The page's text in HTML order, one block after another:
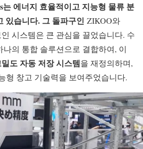
에너지 효율적이고 지능형 물류 분
있습니다. 그 돌파구인 ZIKOO와
시스템은 큰 관심을 끌었습니다. 수
의 통합 솔루션으로 결합하여, 이
도 자동 저장 시스템을 재정의하며,
형 창고 기술력을 보여주었습니다.